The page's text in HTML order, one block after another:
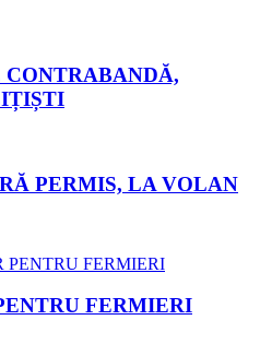
PERMIS, LA VOLAN
FERMIERI